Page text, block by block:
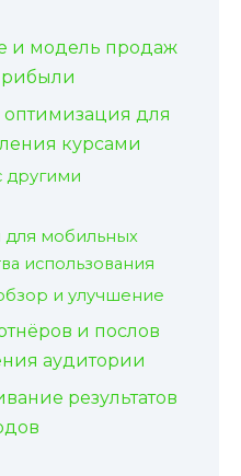
и модель продаж
для
курсами
другими
мобильных
использования
и улучшение
и послов
аудитории
результатов